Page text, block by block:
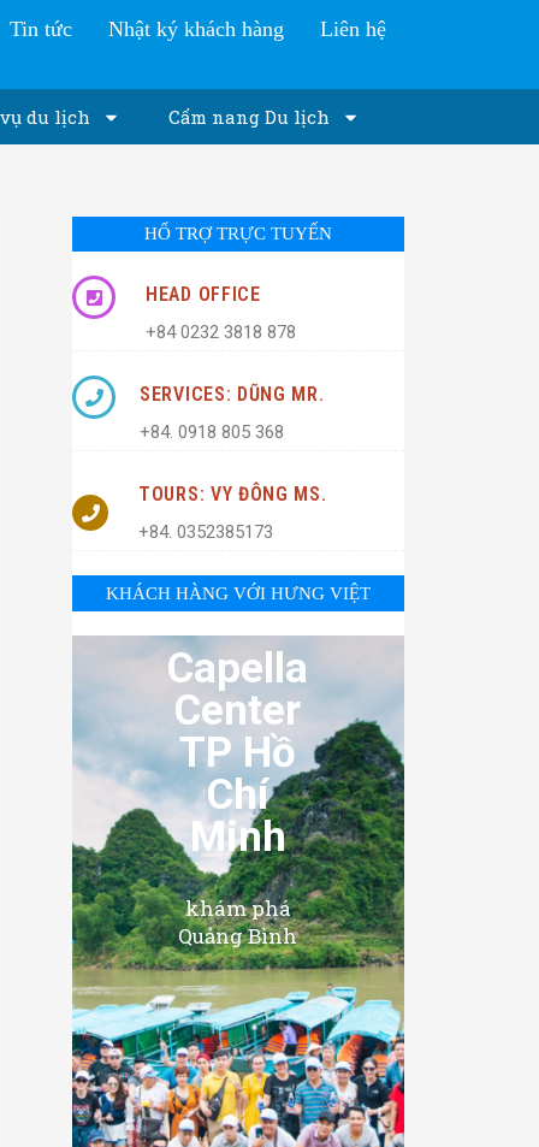
Tin tức Nhật ký khách hàng Liên hệ
du lịch Cẩm nang Du lịch
HỔ TRỢ TRỰC TUYẾN
HEAD OFFICE
+84 0232 3818 878
SERVICES: DŨNG MR.
+84. 0918 805 368
TOURS: VY ĐÔNG MS.
+84. 0352385173
KHÁCH HÀNG VỚI HƯNG VIỆT
Capella
Center
TP Hồ
Chí
Minh
khám phá
Quảng Bình